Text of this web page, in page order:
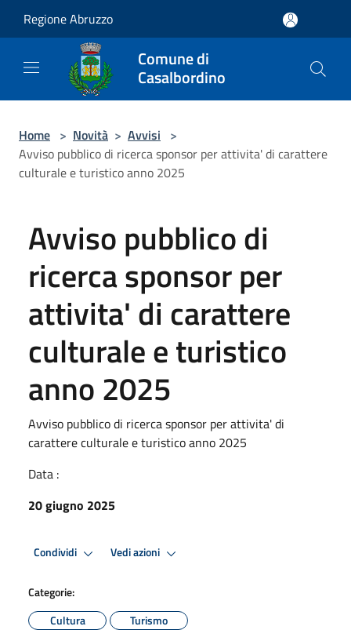
Regione Abruzzo
Comune di
Casalbordino
Home > Novità > Avvisi >
Avviso pubblico di ricerca sponsor per attivita' di carattere
culturale e turistico anno 2025
Avviso pubblico di
ricerca sponsor per
attivita' di carattere
culturale e turistico
anno 2025
Avviso pubblico di ricerca sponsor per attivita' di
carattere culturale e turistico anno 2025
Data :
20 giugno 2025
Condividi Vedi azioni
Categorie:
Cultura
Turismo